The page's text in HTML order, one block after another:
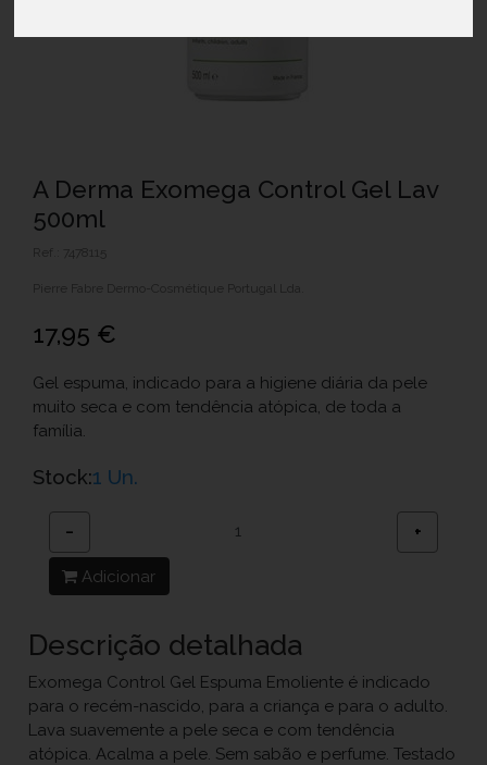
A Derma Exomega Control Gel Lav
500ml
Ref.: 7478115
Pierre Fabre Dermo-Cosmétique Portugal Lda.
17,95 €
Gel espuma, indicado para a higiene diária da pele
muito seca e com tendência atópica, de toda a
família.
Stock:1 Un.
− +
Adicionar
Descrição detalhada
Exomega Control Gel Espuma Emoliente é indicado
para o recém-nascido, para a criança e para o adulto.
Lava suavemente a pele seca e com tendência
atópica. Acalma a pele. Sem sabão e perfume. Testado